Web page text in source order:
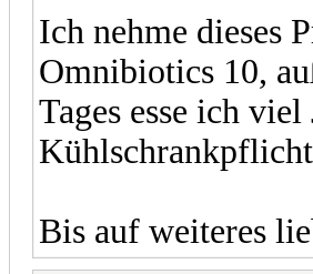
Ich nehme dieses
Omnibiotics 10,
Tages esse ich
Bis auf weiteres